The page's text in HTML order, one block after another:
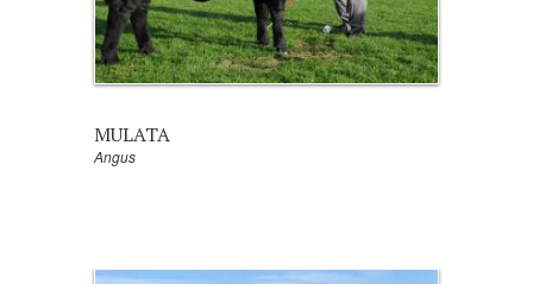
MULATA
Angus